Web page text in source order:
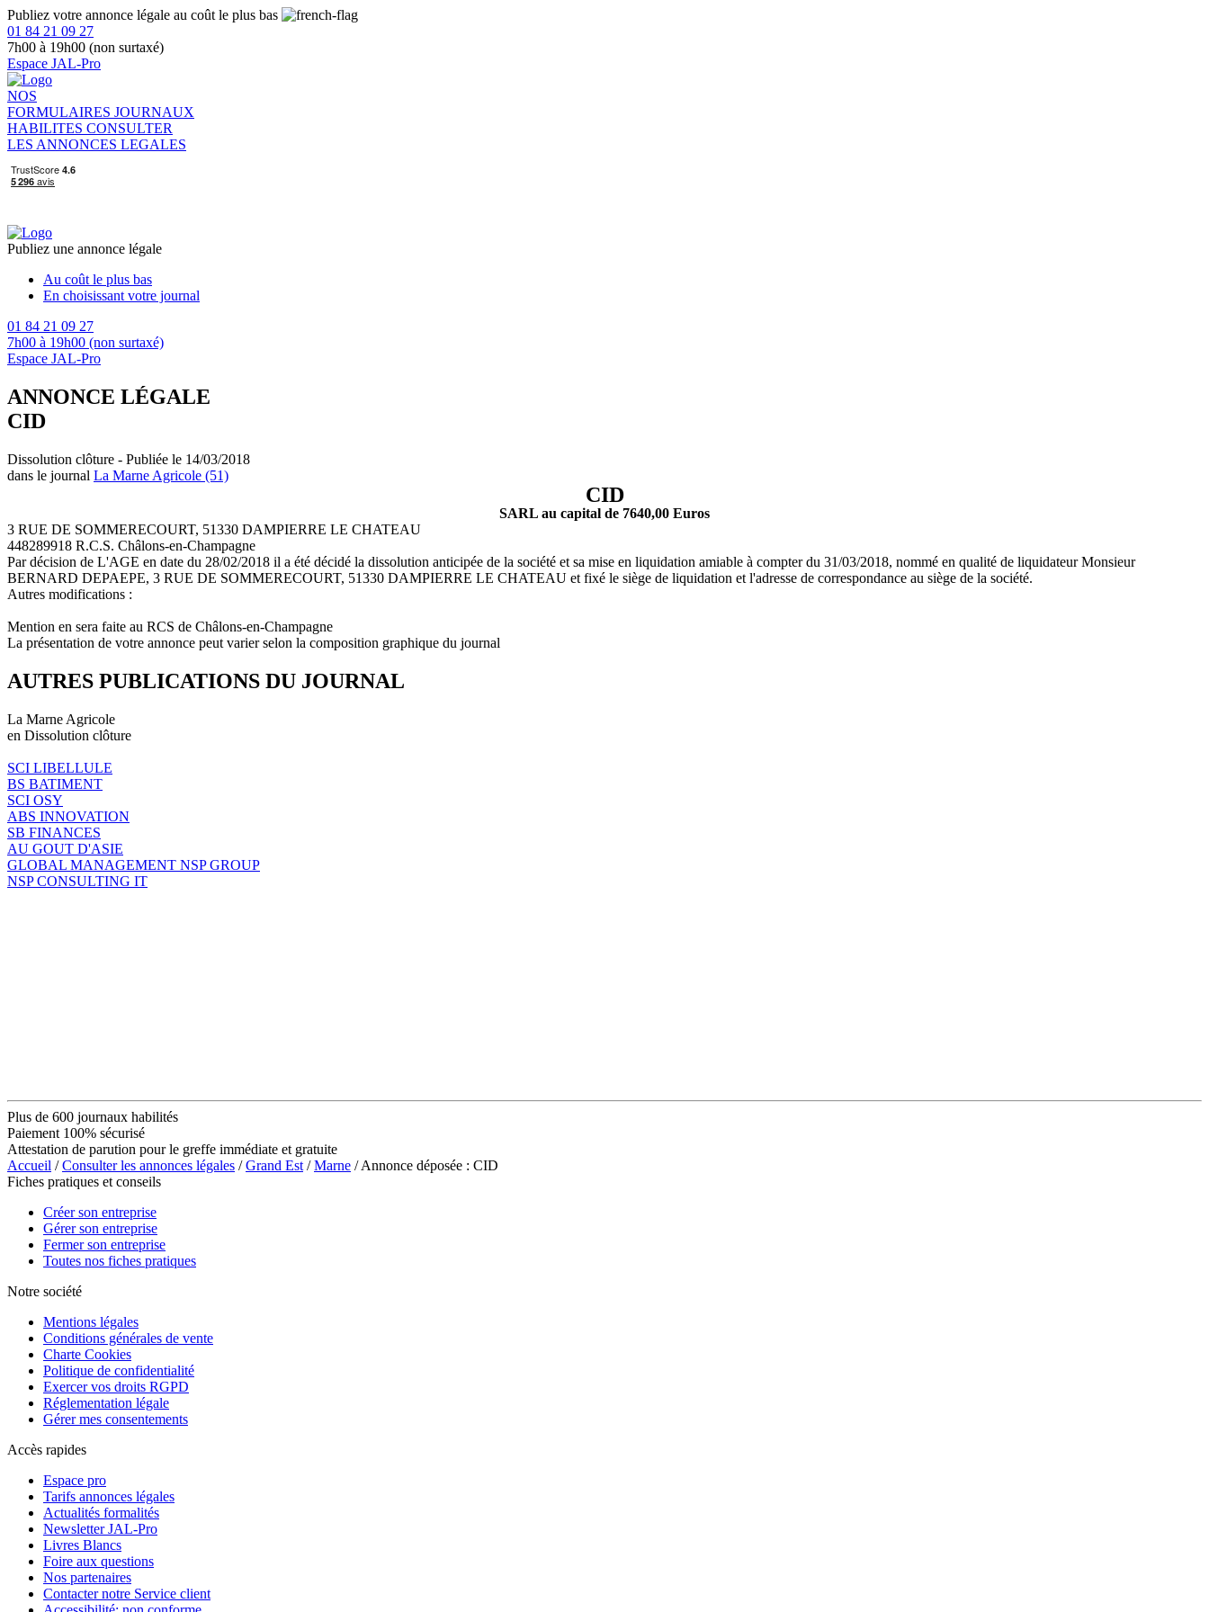
Publiez votre annonce légale au coût le plus bas
01 84 21 09 27
7h00 à 19h00 (non surtaxé)
Espace JAL-Pro
NOS
FORMULAIRES JOURNAUX
HABILITES CONSULTER
LES ANNONCES LEGALES
Publiez une annonce légale
Au coût le plus bas
En choisissant votre journal
01 84 21 09 27
7h00 à 19h00 (non surtaxé)
Espace JAL-Pro
ANNONCE LÉGALE
CID
Dissolution clôture - Publiée le 14/03/2018
dans le journal La Marne Agricole (51)
CID
SARL au capital de 7640,00 Euros
3 RUE DE SOMMERECOURT, 51330 DAMPIERRE LE CHATEAU
448289918 R.C.S. Châlons-en-Champagne
Par décision de L'AGE en date du 28/02/2018 il a été décidé la dissolution anticipée de la société et sa mise en liquidation amiable à compter du 31/03/2018, nommé en qualité de liquidateur Monsieur
BERNARD DEPAEPE, 3 RUE DE SOMMERECOURT, 51330 DAMPIERRE LE CHATEAU et fixé le siège de liquidation et l'adresse de correspondance au siège de la société.
Autres modifications :
Mention en sera faite au RCS de Châlons-en-Champagne
La présentation de votre annonce peut varier selon la composition graphique du journal
AUTRES PUBLICATIONS DU JOURNAL
La Marne Agricole
en Dissolution clôture
SCI LIBELLULE
BS BATIMENT
SCI OSY
ABS INNOVATION
SB FINANCES
AU GOUT D'ASIE
GLOBAL MANAGEMENT NSP GROUP
NSP CONSULTING IT
Plus de 600 journaux habilités
Paiement 100% sécurisé
Attestation de parution pour le greffe immédiate et gratuite
Accueil /Consulter les annonces légales /Grand Est /Marne / Annonce déposée : CID
Fiches pratiques et conseils
Créer son entreprise
Gérer son entreprise
Fermer son entreprise
Toutes nos fiches pratiques
Notre société
Mentions légales
Conditions générales de vente
Charte Cookies
Politique de confidentialité
Exercer vos droits RGPD
Réglementation légale
Gérer mes consentements
Accès rapides
Espace pro
Tarifs annonces légales
Actualités formalités
Newsletter JAL-Pro
Livres Blancs
Foire aux questions
Nos partenaires
Contacter notre Service client